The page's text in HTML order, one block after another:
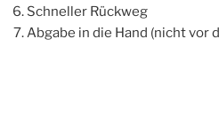
Schneller Rückweg
Abgabe in die Hand (nicht vor